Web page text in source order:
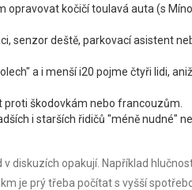
kočičí toulavá auta (s
senzor deště, parkovací asistent
a i menší i20 pojme čtyři lidi,
škodovkám nebo francouzům.
i starších řidičů "méně nudné"
diskuzích opakují. Například
je prý třeba počítat s vyšší